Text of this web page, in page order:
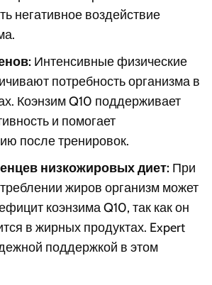
негативное воздействие
Интенсивные физические
потребность организма в
Коэнзим Q10 поддерживает
и помогает
после тренировок.
низкожировых диет: При
жиров организм может
коэнзима Q10, так как он
в жирных продуктах. Expert
поддержкой в этом